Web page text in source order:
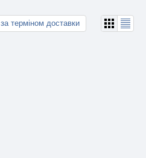
за терміном доставки